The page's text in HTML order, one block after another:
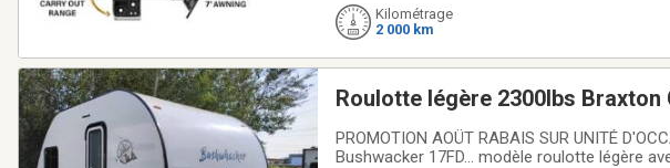
Kilométrage
2 000 km
Roulotte légère 2300lbs
remorquer avec dinette, lit
PROMOTION AOÜT RABAIS SUR UNITÉ D'OCCASION EN
Bushwacker 17FD… modèle roulotte légère